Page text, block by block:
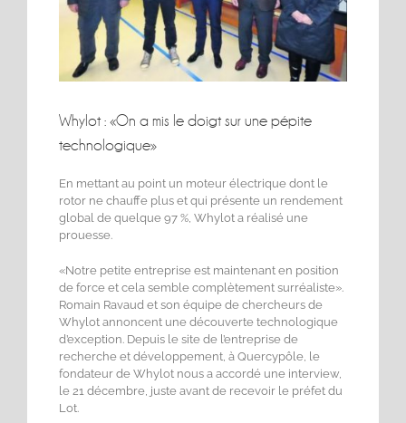
Whylot : «On a mis le doigt sur une pépite
technologique»
En mettant au point un moteur électrique dont le
rotor ne chauffe plus et qui présente un rendement
global de quelque 97 %, Whylot a réalisé une
prouesse.
«Notre petite entreprise est maintenant en position
de force et cela semble complètement surréaliste».
Romain Ravaud et son équipe de chercheurs de
Whylot annoncent une découverte technologique
d’exception. Depuis le site de l’entreprise de
recherche et développement, à Quercypôle, le
fondateur de Whylot nous a accordé une interview,
le 21 décembre, juste avant de recevoir le préfet du
Lot.